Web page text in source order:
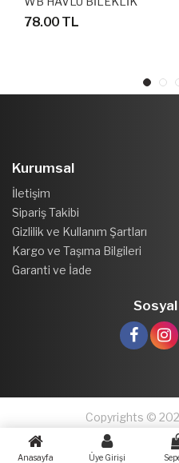
78.00 TL
Kurumsal
İletişim
Sipariş Takibi
Gizlilik ve Kullanım Şartları
Kargo ve Taşıma Bilgileri
Garanti ve İade
Copyrights ©
Anasayfa Üye Girişi